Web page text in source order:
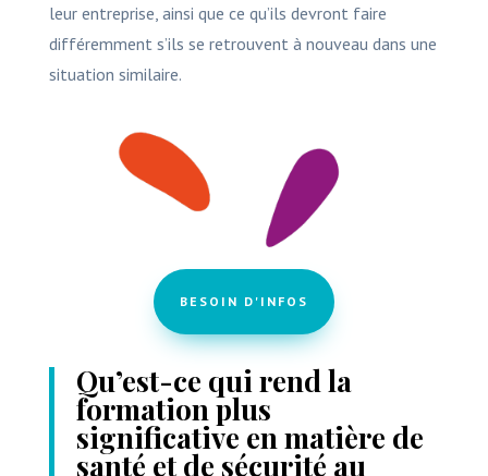
leur entreprise, ainsi que ce qu’ils devront faire
différemment s’ils se retrouvent à nouveau dans une
situation similaire.
BESOIN D'INFOS
Qu’est-ce qui rend la
formation plus
significative en matière de
santé et de sécurité au